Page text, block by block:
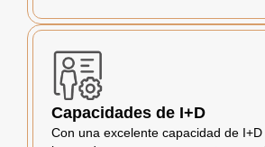
Capacidades de I+D
Con una excelente capacidad de